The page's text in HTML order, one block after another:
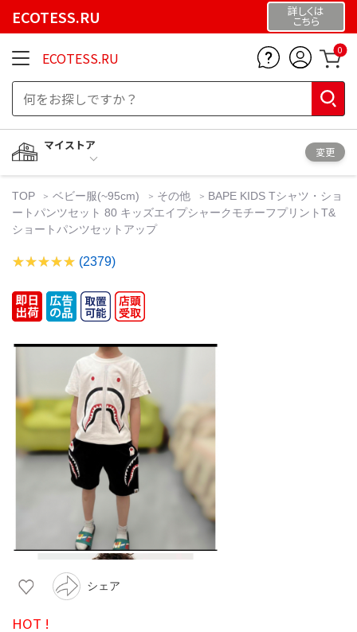
ECOTESS.RU 詳しくは
こちら
ECOTESS.RU 0
マイストア
変更
TOP ベビー服(~95cm) その他
BAPE KIDS Tシャツ・ショ
ートパンツセット 80 キッズエイプシャークモチーフプリントT&
ショートパンツセットアップ
(2379)
シェア
HOT !